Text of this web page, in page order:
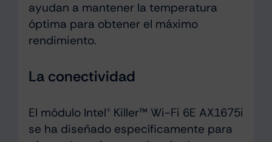
ayudan a mantener la temperatura
óptima para obtener el máximo
rendimiento.
La conectividad
El módulo Intel® Killer™ Wi-Fi 6E AX1675i
se ha diseñado específicamente para